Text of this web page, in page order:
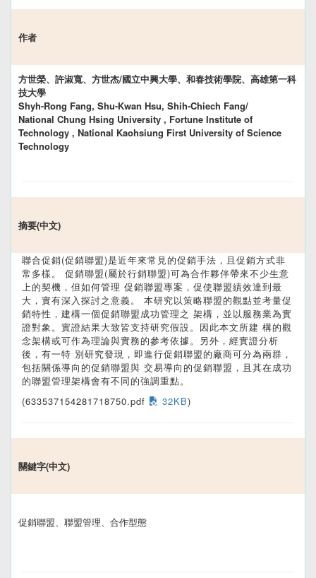
作者
方世榮、許淑寬、方世杰/國立中興大學、和春技術學院、高雄第一科
技大學
Shyh-Rong Fang, Shu-Kwan Hsu, Shih-Chiech Fang/
National Chung Hsing University , Fortune Institute of
Technology , National Kaohsiung First University of Science
Technology
摘要(中文)
聯合促銷(促銷聯盟)是近年來常見的促銷手法，且促銷方式非
常多樣。 促銷聯盟(屬於行銷聯盟)可為合作夥伴帶來不少生意
上的契機，但如何管理 促銷聯盟專案，促使聯盟績效達到最
大，實有深入探討之意義。 本研究以策略聯盟的觀點並考量促
銷特性，建構一個促銷聯盟成功管理之 架構，並以服務業為實
證對象。實證結果大致皆支持研究假設。因此本文所建 構的觀
念架構或可作為理論與實務的參考依據。另外，經實證分析
後，有一特 別研究發現，即進行促銷聯盟的廠商可分為兩群，
包括關係導向的促銷聯盟與 交易導向的促銷聯盟，且其在成功
的聯盟管理架構會有不同的強調重點。
(633537154281718750.pdf
32KB)
關鍵字(中文)
促銷聯盟、聯盟管理、合作型態